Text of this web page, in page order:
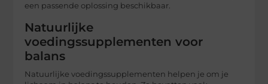
een passende oplossing beschikbaar.
Natuurlijke
voedingssupplementen voor
balans
Natuurlijke voedingssupplementen helpen je om je